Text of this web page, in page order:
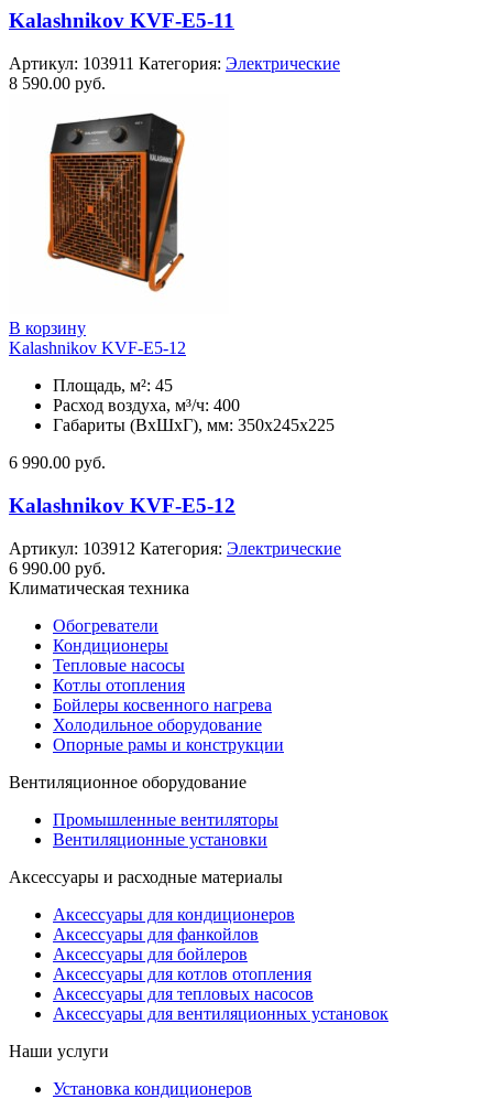
Kalashnikov KVF-E5-11
Артикул: 103911 Категория: Электрические
8 590.00 руб.
В корзину
Kalashnikov KVF-E5-12
Площадь, м²: 45
Расход воздуха, м³/ч: 400
Габариты (ВхШхГ), мм: 350x245x225
6 990.00 руб.
Kalashnikov KVF-E5-12
Артикул: 103912 Категория: Электрические
6 990.00 руб.
Климатическая техника
Обогреватели
Кондиционеры
Тепловые насосы
Котлы отопления
Бойлеры косвенного нагрева
Холодильное оборудование
Опорные рамы и конструкции
Вентиляционное оборудование
Промышленные вентиляторы
Вентиляционные установки
Аксессуары и расходные материалы
Аксессуары для кондиционеров
Аксессуары для фанкойлов
Аксессуары для бойлеров
Аксессуары для котлов отопления
Аксессуары для тепловых насосов
Аксессуары для вентиляционных установок
Наши услуги
Установка кондиционеров